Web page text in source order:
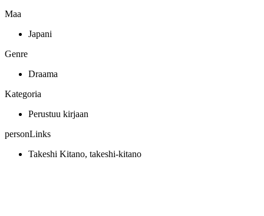
Maa
Japani
Genre
Draama
Kategoria
Perustuu kirjaan
personLinks
Takeshi Kitano, takeshi-kitano